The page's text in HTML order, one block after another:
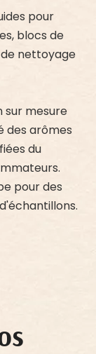
pour
blocs de
nettoyage
sur mesure
des arômes
du
pour des